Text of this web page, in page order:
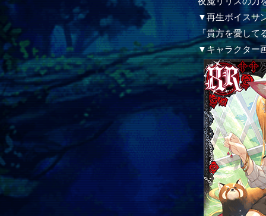
▼再生ボイスサ
「貴方を愛して
▼キャラクター